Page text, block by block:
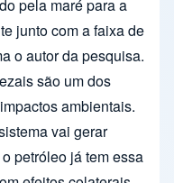
pela maré para a
junto com a faixa de
o autor da pesquisa.
são um dos
ambientais.
vai gerar
petróleo já tem essa